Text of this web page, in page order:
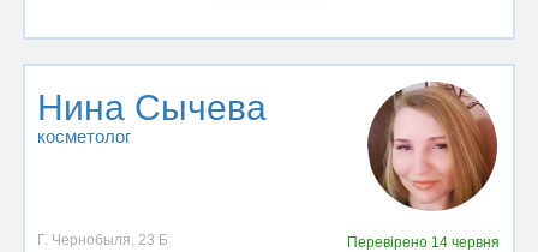
Нина Сычева
косметолог
Г. Чернобыля, 23 Б Перевірено 14 червня